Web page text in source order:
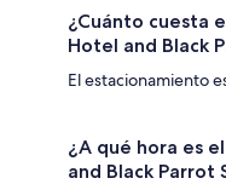
¿Cuánto cuesta
Hotel and Black
El estacionamiento
¿A qué hora es
and Black Parrot